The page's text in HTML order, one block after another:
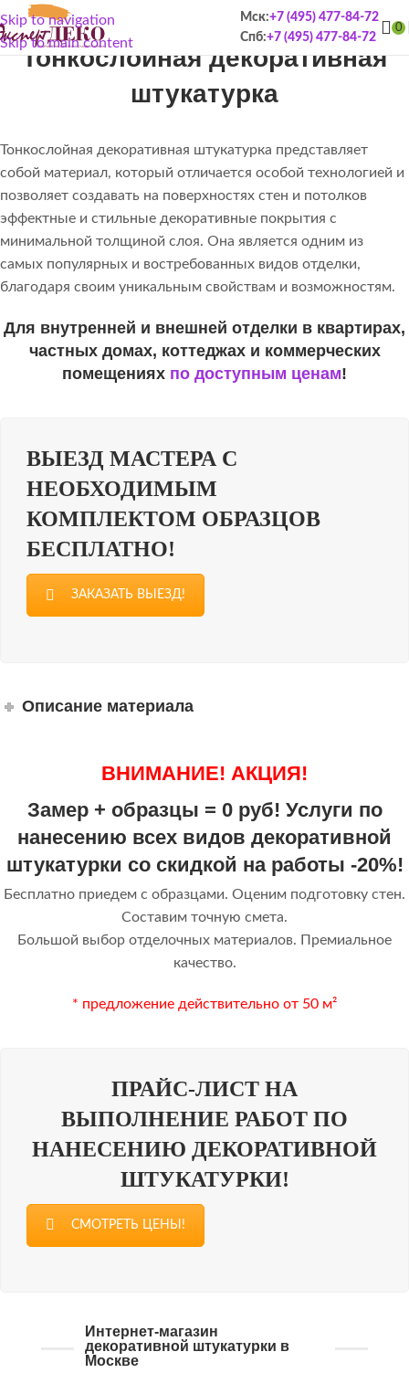
Skip to navigation
Skip to main content
Мск:+7 (495) 477-84-72
Спб:+7 (495) 477-84-72
0
Тонкослойная декоративная
штукатурка
Тонкослойная декоративная штукатурка представляет
собой материал, который отличается особой технологией и
позволяет создавать на поверхностях стен и потолков
эффектные и стильные декоративные покрытия с
минимальной толщиной слоя. Она является одним из
самых популярных и востребованных видов отделки,
благодаря своим уникальным свойствам и возможностям.
Для внутренней и внешней отделки в квартирах,
частных домах, коттеджах и коммерческих
помещениях по доступным ценам!
ВЫЕЗД МАСТЕРА С
НЕОБХОДИМЫМ
КОМПЛЕКТОМ ОБРАЗЦОВ
БЕСПЛАТНО!
ЗАКАЗАТЬ ВЫЕЗД!
Описание материала
ВНИМАНИЕ! АКЦИЯ!
Замер + образцы = 0 руб! Услуги по
нанесению всех видов декоративной
штукатурки со скидкой на работы -20%!
Бесплатно приедем с образцами. Оценим подготовку стен.
Составим точную смета.
Большой выбор отделочных материалов. Премиальное
качество.
* предложение действительно от 50 м²
ПРАЙС-ЛИСТ НА
ВЫПОЛНЕНИЕ РАБОТ ПО
НАНЕСЕНИЮ ДЕКОРАТИВНОЙ
ШТУКАТУРКИ!
СМОТРЕТЬ ЦЕНЫ!
Интернет-магазин
декоративной штукатурки в
Москве